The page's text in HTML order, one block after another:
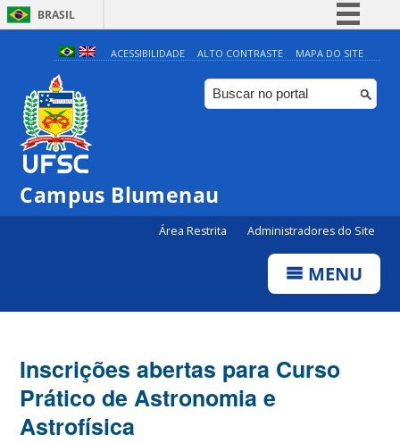
BRASIL
Simplifique!
Comunica BR
Participe
ACESSIBILIDADE ALTO CONTRASTE MAPA DO SITE
Campus Blumenau
Área Restrita Administradores do Site
MENU
Inscrições abertas para Curso
Prático de Astronomia e
Astrofísica